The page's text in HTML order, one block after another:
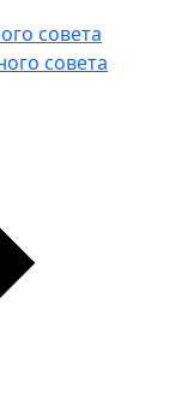
совета
совета